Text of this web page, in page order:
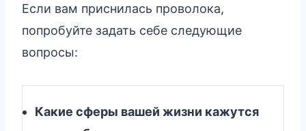
Если вам приснилась проволока,
попробуйте задать себе следующие
вопросы:
Какие сферы вашей жизни кажутся